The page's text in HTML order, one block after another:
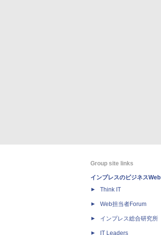
Group site links
インプレスのビジネスWeb
Think IT
Web担当者Forum
インプレス総合研究所
IT Leaders